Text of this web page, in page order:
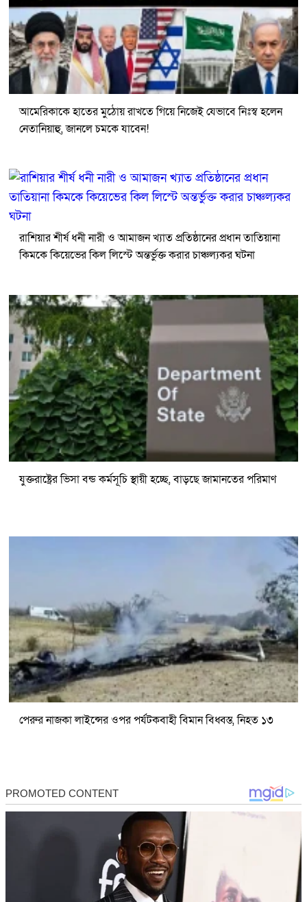
আমেরিকাকে হাতের মুঠোয় রাখতে গিয়ে নিজেই যেভাবে নিঃস্ব হলেন
নেতানিয়াহু, জানলে চমকে যাবেন!
রাশিয়ার শীর্ষ ধনী নারী ও আমাজন খ্যাত প্রতিষ্ঠানের প্রধান তাতিয়ানা
কিমকে কিয়েভের কিল লিস্টে অন্তর্ভুক্ত করার চাঞ্চল্যকর ঘটনা
যুক্তরাষ্ট্রের ভিসা বন্ড কর্মসূচি স্থায়ী হচ্ছে, বাড়ছে জামানতের পরিমাণ
পেরুর নাজকা লাইন্সের ওপর পর্যটকবাহী বিমান বিধ্বস্ত, নিহত ১৩